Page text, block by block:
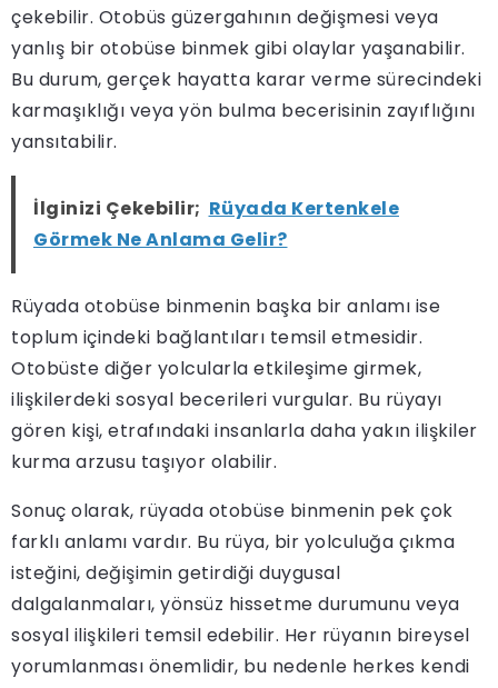
çekebilir. Otobüs güzergahının değişmesi veya
yanlış bir otobüse binmek gibi olaylar yaşanabilir.
Bu durum, gerçek hayatta karar verme sürecindeki
karmaşıklığı veya yön bulma becerisinin zayıflığını
yansıtabilir.
İlginizi Çekebilir; Rüyada Kertenkele
Görmek Ne Anlama Gelir?
Rüyada otobüse binmenin başka bir anlamı ise
toplum içindeki bağlantıları temsil etmesidir.
Otobüste diğer yolcularla etkileşime girmek,
ilişkilerdeki sosyal becerileri vurgular. Bu rüyayı
gören kişi, etrafındaki insanlarla daha yakın ilişkiler
kurma arzusu taşıyor olabilir.
Sonuç olarak, rüyada otobüse binmenin pek çok
farklı anlamı vardır. Bu rüya, bir yolculuğa çıkma
isteğini, değişimin getirdiği duygusal
dalgalanmaları, yönsüz hissetme durumunu veya
sosyal ilişkileri temsil edebilir. Her rüyanın bireysel
yorumlanması önemlidir, bu nedenle herkes kendi